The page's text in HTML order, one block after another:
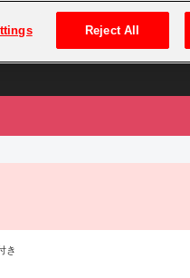
き
Reject All